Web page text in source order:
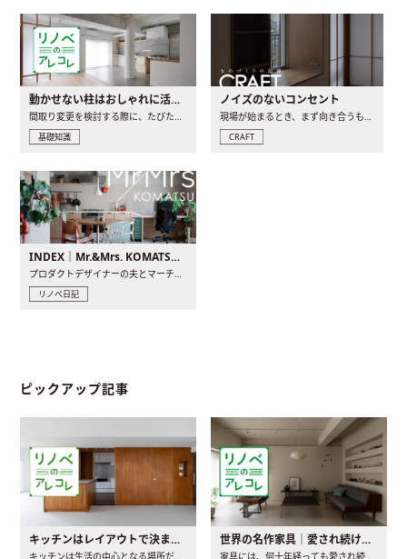
動かせない柱はおしゃれに活用！柱を魅せるリノベーション(リノベ)4選
間取り変更を検討する際に、たびたび皆さんの頭を悩ませる動か..
基礎知識
ノイズのないコンセント
現場が始まるとき、まず向き合うものの一つがコンセントです..
CRAFT
INDEX｜Mr.&Mrs. KOMATSU renovation diary
プロダクトデザイナーの夫とマーチャンダイザーの妻が、夫婦で..
リノベ日記
ピックアップ記事
キッチンはレイアウトで決まる。後悔しないための考え方と選び方 世界の名作家具｜愛され続ける理由と一生モノとの出会い方